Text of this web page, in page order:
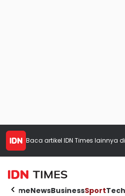
Baca artikel IDN Times lainnya di
HomeNewsBusinessSportTech